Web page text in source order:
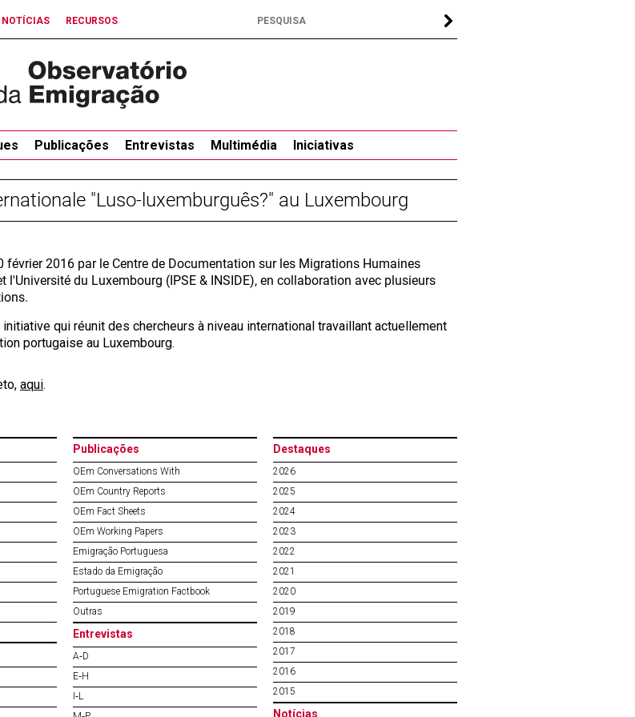
NOTÍCIAS RECURSOS
Publicações Entrevistas Multimédia Iniciativas
"Luso-luxemburguês?" au Luxembourg
février 2016 par le Centre de Documentation sur les Migrations Humaines
l'Université du Luxembourg (IPSE & INSIDE), en collaboration avec plusieurs
qui réunit des chercheurs à niveau international travaillant actuellement
portugaise au Luxembourg.
aqui.
Publicações
OEm Conversations With
OEm Country Reports
OEm Fact Sheets
OEm Working Papers
Emigração Portuguesa
Estado da Emigração
Portuguese Emigration Factbook
Outras
Entrevistas
A‐D
E‐H
I‐L
Destaques
2026
2025
2024
2023
2022
2021
2020
2019
2018
2017
2016
2015
Notícias